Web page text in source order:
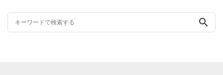
search